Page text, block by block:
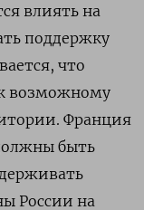
влиять на
поддержку
что
возможному
Франция
быть
России на